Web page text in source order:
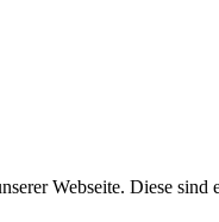
Webseite. Diese